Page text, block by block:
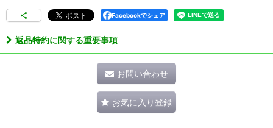
Facebookでシェア
返品特約に関する重要事項
お問い合わせ
お気に入り登録